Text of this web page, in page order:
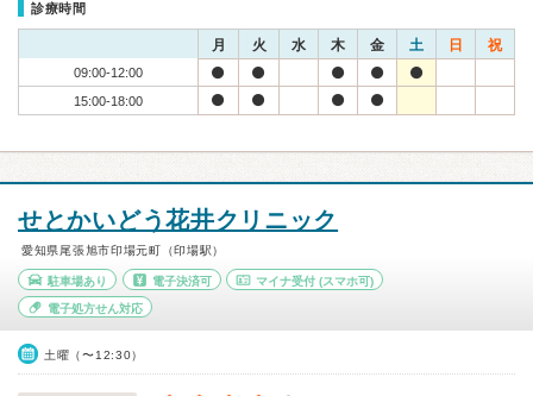
診療時間
月 火 水 木 金 土 日 祝
09:00-12:00
15:00-18:00
せとかいどう花井クリニック
愛知県尾張旭市印場元町（印場駅）
駐車場あり 電子決済可 マイナ受付 (スマホ可)
電子処方せん対応
土曜（〜12:30）